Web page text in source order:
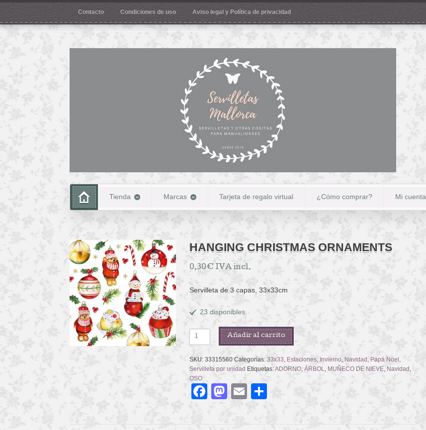
Contacto Condiciones de uso Aviso legal y Política de privacidad
Tienda Marcas Tarjeta de regalo virtual ¿Cómo comprar? Mi cuenta
HANGING CHRISTMAS ORNAMENTS
0,30€ IVA incl.
Servilleta de 3 capas, 33x33cm
23 disponibles
HANGING
CHRISTMAS
ORNAMENTS
cantidad
Añadir al carrito
SKU: 33315560 Categorías: 33x33 Estaciones, Invierno, Navidad Papá Noel
Servilleta por unidad Etiquetas:ADORNO, ÁRBOL MUÑECO DE NIEVE, Navidad
OSO
Facebook
Mastodon
EmailCompartir